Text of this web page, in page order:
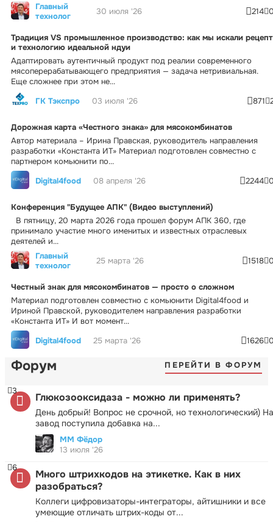
Главный
технолог
30 июля '26 214
Традиция VS промышленное производство: как мы искали рецепт
и технологию идеальной ндуи
Адаптировать аутентичный продукт под реалии современного
мясоперерабатывающего предприятия — задача нетривиальная.
Еще сложнее при этом не...
ГК Тэкспро
03 июля '26 871
Дорожная карта «Честного знака» для мясокомбинатов
Автор материала – Ирина Правская, руководитель направления
разработки «Константа ИТ» Материал подготовлен совместно с
партнером комьюнити по...
Digital4food
08 апреля '26 2244
Конференция "Будущее АПК" (Видео выступлений)
В пятницу, 20 марта 2026 года прошел форум АПК 360, где
принимало участие много именитых и известных отраслевых
деятелей и...
Главный
технолог
25 марта '26 1518
Честный знак для мясокомбинатов — просто о сложном
Материал подготовлен совместно с комьюнити Digital4food и
Ириной Правской, руководителем направления разработки
«Константа ИТ» И вот момент...
Digital4food
25 марта '26 1626
Форум ПЕРЕЙТИ В ФОРУМ
Глюкозооксидаза - можно ли применять?
День добрый! Вопрос не срочной, но технологический) На
завод поступила добавка на...
3
ММ Фёдор
13 июля '26
Много штрихкодов на этикетке. Как в них
разобраться?
Коллеги цифровизаторы-интеграторы, айтишники и все
умеющие отличать штрих-коды от...
6